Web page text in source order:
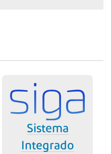
Sistema
Integrado